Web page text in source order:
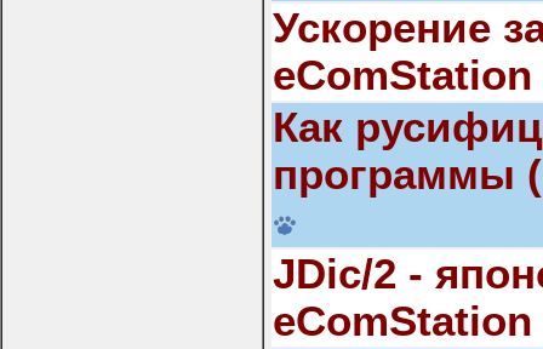
Ускорение
eComStation
Как
программы
JDic/2 -
eComStation